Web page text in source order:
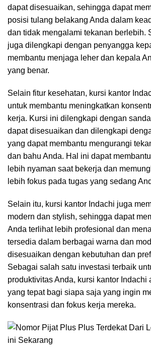
dapat disesuaikan, sehingga dapat
posisi tulang belakang Anda dalam
dan tidak mengalami tekanan berlebih.
juga dilengkapi dengan penyangga
membantu menjaga leher dan kepala
yang benar.
Selain fitur kesehatan, kursi kantor
untuk membantu meningkatkan
kerja. Kursi ini dilengkapi dengan
dapat disesuaikan dan dilengkapi
yang dapat membantu mengurangi
dan bahu Anda. Hal ini dapat
lebih nyaman saat bekerja dan
lebih fokus pada tugas yang sedang
Selain itu, kursi kantor Indachi juga
modern dan stylish, sehingga dapat
Anda terlihat lebih profesional dan
tersedia dalam berbagai warna dan
disesuaikan dengan kebutuhan dan
Sebagai salah satu investasi terbaik
produktivitas Anda, kursi kantor Indachi
yang tepat bagi siapa saja yang ingin
konsentrasi dan fokus kerja mereka.